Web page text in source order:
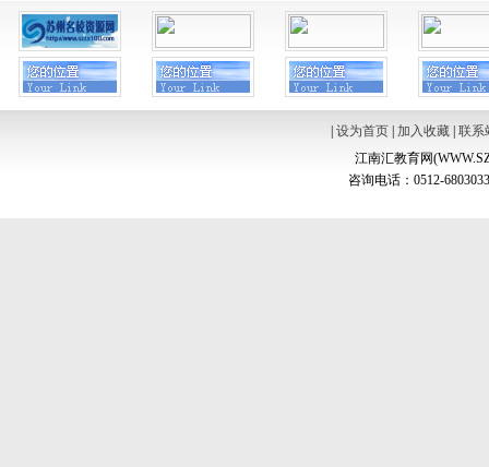
设为首页| 加入收藏| 联系
江南汇教育网
咨询电话：0512-